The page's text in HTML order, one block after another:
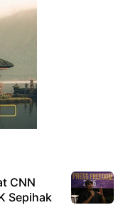
CNN
Sepihak